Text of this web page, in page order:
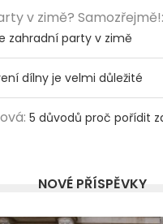
v zimě? Samozřejmě!:
zahradní party v zimě
dílny je velmi důležité
: 5 důvodů proč pořídit
NOVÉ PŘÍSPĚVKY